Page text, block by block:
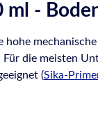
ml -
die meisten
(Sika-